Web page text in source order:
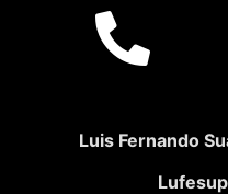
Luis Fernando